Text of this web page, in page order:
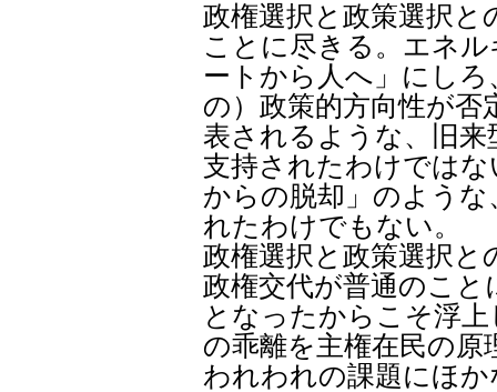
政権選択と政策選択と
ことに尽きる。エネ
ートから人へ」にし
の）政策的方向性が否
表されるような、旧
支持されたわけでは
からの脱却」のよう
れたわけでもない。
政権選択と政策選択
政権交代が普通のこと
となったからこそ浮
の乖離を主権在民の
われわれの課題にほ